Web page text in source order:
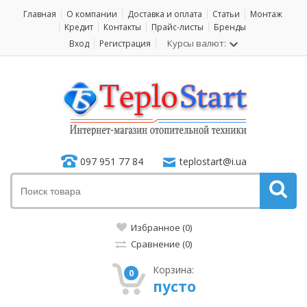
Главная О компании Доставка и оплата Статьи
Монтаж
Кредит
Контакты Прайс-листы
Бренды
Вход
Регистрация Курсы валют:
097 951 77 84 teplostart@i.ua
Избранное (0)
Сравнение (0)
0 Корзина:
пусто